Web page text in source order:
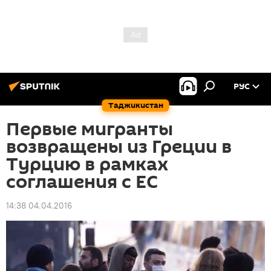
Таджикистан
РУС
Первые мигранты
возвращены из Греции в
Турцию в рамках
соглашения с ЕС
14:38 04.04.2016